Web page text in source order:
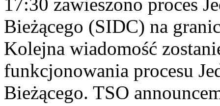
Bieżącego (SIDC) na
Kolejna wiadomość
funkcjonowania procesu
Bieżącego. TSO